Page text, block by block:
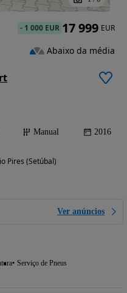
Manual 2016
Pires (Setúbal)
Ver anúncios
Serviço de Pneus
- 1 000 EUR 17 999 EUR
Abaixo da média